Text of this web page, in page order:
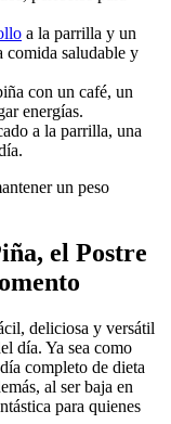
a la parrilla y un
comida saludable y
con un café, un
energías.
a la parrilla, una
un peso
el Postre
deliciosa y versátil
día. Ya sea como
completo de dieta
al ser baja en
para quienes